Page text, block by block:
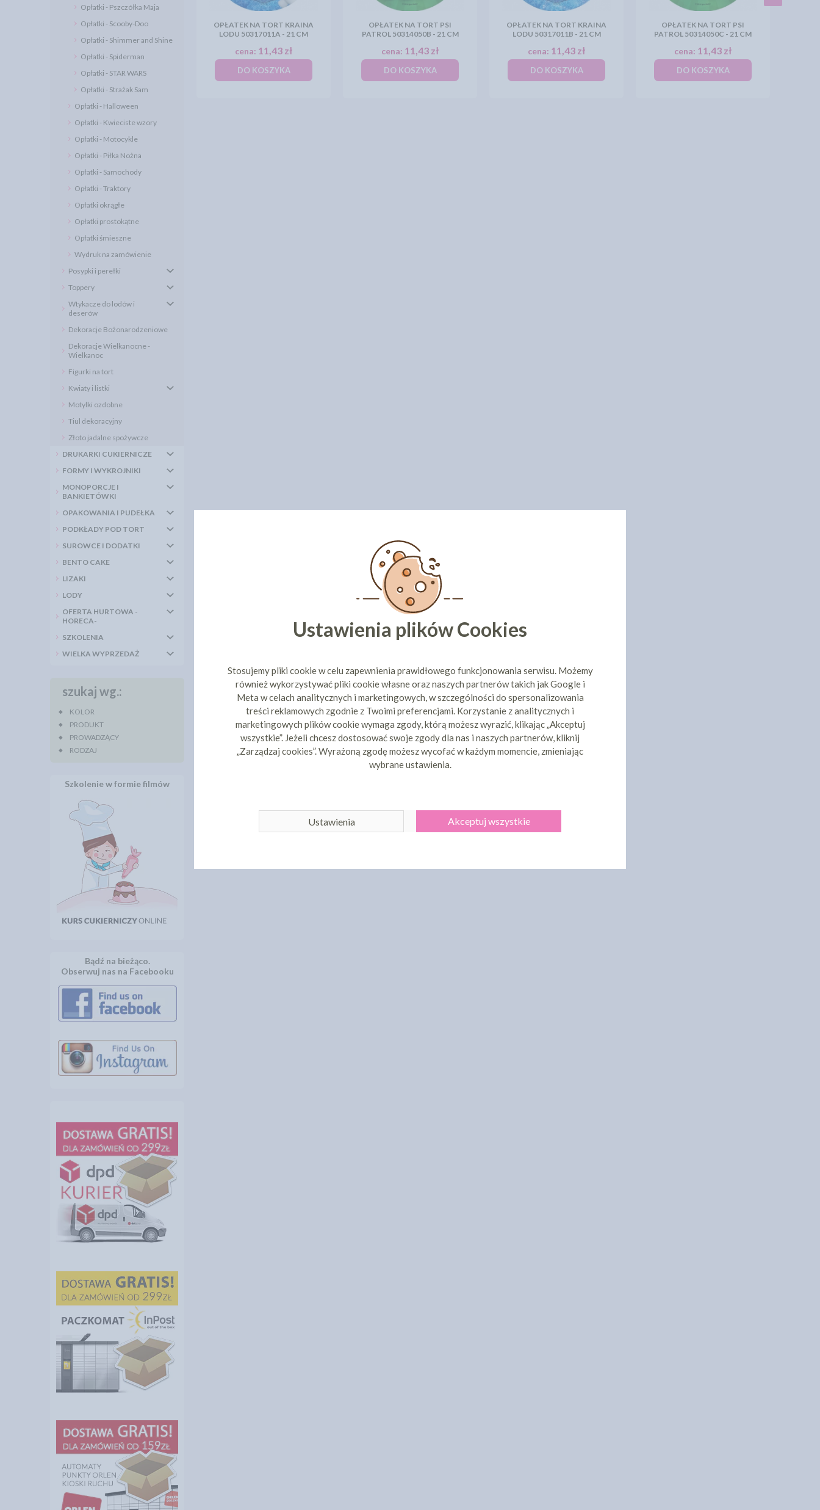
Opłatki - Pszczółka Maja
Opłatki - Scooby-Doo
Opłatki - Shimmer and Shine
Opłatki - Spiderman
Opłatki - STAR WARS
Opłatki - Strażak Sam
Opłatki - Halloween
Opłatki - Kwieciste wzory
Opłatki - Motocykle
Opłatki - Piłka Nożna
Opłatki - Samochody
Opłatki - Traktory
Opłatki okrągłe
Opłatki prostokątne
Opłatki śmieszne
Wydruk na zamówienie
Posypki i perełki
Toppery
Wtykacze do lodów i
deserów
Dekoracje Bożonarodzeniowe
Dekoracje Wielkanocne -
Wielkanoc
Figurki na tort
Kwiaty i listki
Motylki ozdobne
Tiul dekoracyjny
Złoto jadalne spożywcze
DRUKARKI CUKIERNICZE
FORMY I WYKROJNIKI
MONOPORCJE I
BANKIETÓWKI
OPAKOWANIA I PUDEŁKA
PODKŁADY POD TORT
SUROWCE I DODATKI
BENTO CAKE
LIZAKI
LODY
OFERTA HURTOWA -
HORECA-
SZKOLENIA
WIELKA WYPRZEDAŻ
szukaj wg.:
KOLOR
PRODUKT
PROWADZĄCY
RODZAJ
Szkolenie w formie filmów
Bądź na bieżąco.
Obserwuj nas na Facebooku
OPŁATEK NA TORT KRAINA
LODU 50317011A - 21 CM
cena: 11,43 zł
DO KOSZYKA
OPŁATEK NA TORT PSI
PATROL 50314050B - 21 CM
cena: 11,43 zł
DO KOSZYKA
OPŁATEK NA TORT KRAINA
LODU 50317011B - 21 CM
cena: 11,43 zł
DO KOSZYKA
OPŁATEK NA TORT PSI
PATROL 50314050C - 21 CM
cena: 11,43 zł
DO KOSZYKA
Ustawienia plików Cookies
Stosujemy pliki cookie w celu zapewnienia prawidłowego funkcjonowania serwisu. Możemy
również wykorzystywać pliki cookie własne oraz naszych partnerów takich jak Google i
Meta w celach analitycznych i marketingowych, w szczególności do spersonalizowania
treści reklamowych zgodnie z Twoimi preferencjami. Korzystanie z analitycznych i
marketingowych plików cookie wymaga zgody, którą możesz wyrazić, klikając „Akceptuj
wszystkie”. Jeżeli chcesz dostosować swoje zgody dla nas i naszych partnerów, kliknij
„Zarządzaj cookies”. Wyrażoną zgodę możesz wycofać w każdym momencie, zmieniając
wybrane ustawienia.
Ustawienia Akceptuj wszystkie